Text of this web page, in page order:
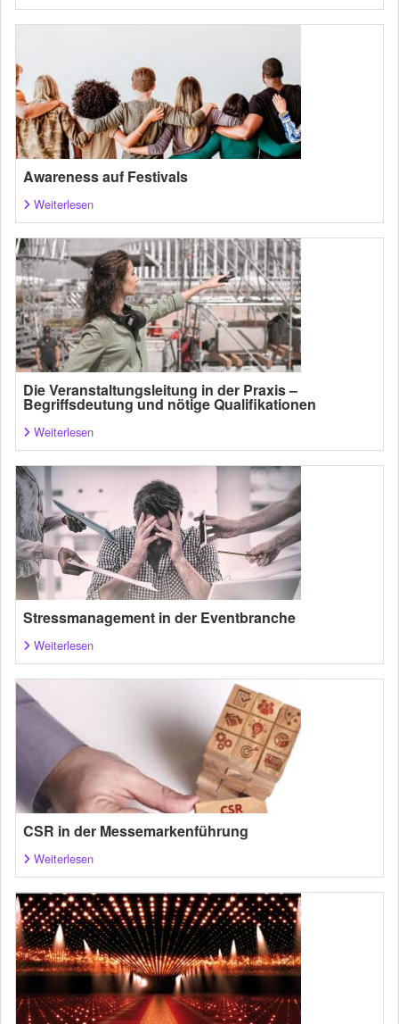
Awareness auf Festivals
Weiterlesen
Die Veranstaltungsleitung in der Praxis –
Begriffsdeutung und nötige Qualifikationen
Weiterlesen
Stressmanagement in der Eventbranche
Weiterlesen
CSR in der Messemarkenführung
Weiterlesen